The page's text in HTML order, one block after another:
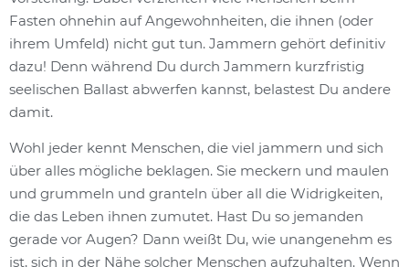
Fasten ohnehin auf Angewohnheiten, die ihnen (oder
ihrem Umfeld) nicht gut tun. Jammern gehört definitiv
dazu! Denn während Du durch Jammern kurzfristig
seelischen Ballast abwerfen kannst, belastest Du andere
damit.
Wohl jeder kennt Menschen, die viel jammern und sich
über alles mögliche beklagen. Sie meckern und maulen
und grummeln und granteln über all die Widrigkeiten,
die das Leben ihnen zumutet. Hast Du so jemanden
gerade vor Augen? Dann weißt Du, wie unangenehm es
ist, sich in der Nähe solcher Menschen aufzuhalten. Wenn